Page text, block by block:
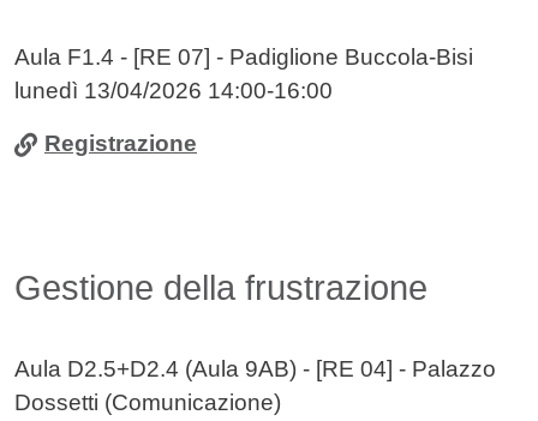
Aula F1.4 - [RE 07] - Padiglione Buccola-Bisi
lunedì 13/04/2026 14:00-16:00
Registrazione
Gestione della frustrazione
Aula D2.5+D2.4 (Aula 9AB) - [RE 04] - Palazzo
Dossetti (Comunicazione)